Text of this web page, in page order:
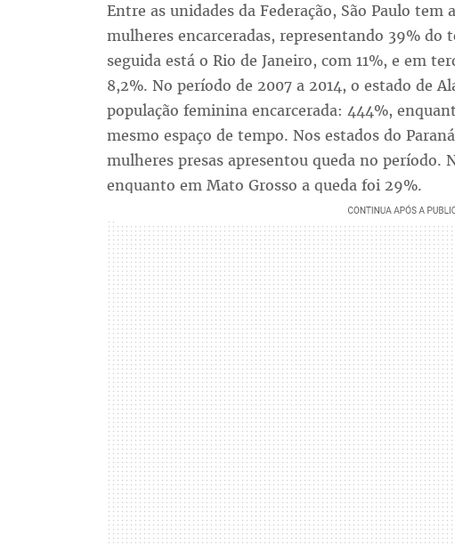
Entre as unidades da Federação, São Paulo tem
mulheres encarceradas, representando 39% do
seguida está o Rio de Janeiro, com 11%, e em
8,2%. No período de 2007 a 2014, o estado de
população feminina encarcerada: 444%,
mesmo espaço de tempo. Nos estados do
mulheres presas apresentou queda no período.
enquanto em Mato Grosso a queda foi 29%.